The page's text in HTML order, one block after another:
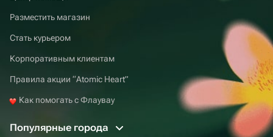
Разместить магазин
Стать курьером
Корпоративным клиентам
Правила акции “Atomic Heart”
Как помогать с Флаувау
Популярные города